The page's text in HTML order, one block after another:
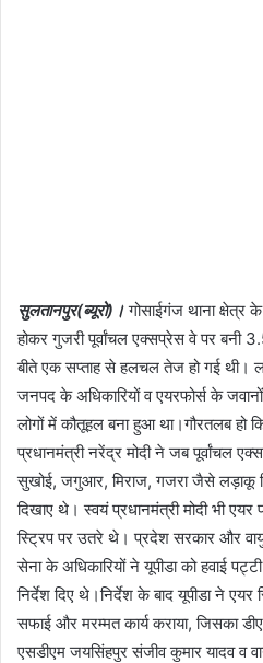
सुलतानपुर(ब्यूरो)। गोसाईगंज थाना
होकर गुजरी पूर्वांचल एक्सप्रेस वे पर बनी
बीते एक सप्ताह से हलचल तेज हो गई थी।
जनपद के अधिकारियों व एयरफोर्स के
लोगों में कौतूहल बना हुआ था।गौरतलब हो
प्रधानमंत्री नरेंद्र मोदी ने जब पूर्वांचल
सुखोई, जगुआर, मिराज, गजरा जैसे लड़ाकू
दिखाए थे। स्वयं प्रधानमंत्री मोदी भी
स्ट्रिप पर उतरे थे। प्रदेश सरकार और
सेना के अधिकारियों ने यूपीडा को हवाई
निर्देश दिए थे।निर्देश के बाद यूपीडा ने
सफाई और मरम्मत कार्य कराया, जिसका
एसडीएम जयसिंहपुर संजीव कुमार यादव व